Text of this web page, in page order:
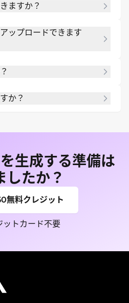
料プランを使えます。
ますか？
できます。
ップロードできます
ン画像を追加できます。
してください。
か？
生成する準備は
したか？
無料クレジット
ットカード不要